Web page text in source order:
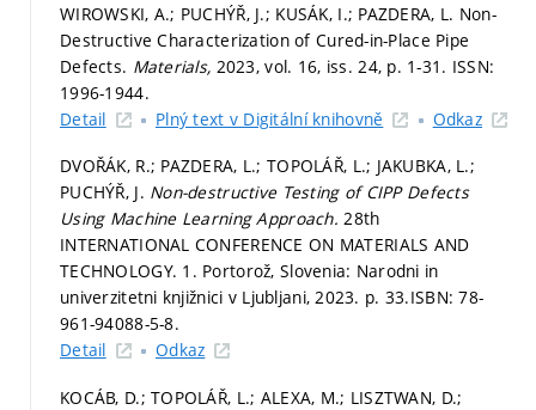
WIROWSKI, A.; PUCHÝŘ, J.; KUSÁK, I.; PAZDERA, L. Non-
Destructive Characterization of Cured-in-Place Pipe
Defects. Materials, 2023, vol. 16, iss. 24, p. 1-31. ISSN:
1996-1944.
Detail
Plný text v Digitální knihovně Odkaz
DVOŘÁK, R.; PAZDERA, L.; TOPOLÁŘ, L.; JAKUBKA, L.;
PUCHÝŘ, J. Non-destructive Testing of CIPP Defects
Using Machine Learning Approach.28th
INTERNATIONAL CONFERENCE ON MATERIALS AND
TECHNOLOGY. 1. Portorož, Slovenia: Narodni in
univerzitetni knjižnici v Ljubljani, 2023. p. 33.ISBN: 78-
961-94088-5-8.
Detail
Odkaz
KOCÁB, D.; TOPOLÁŘ, L.; ALEXA, M.; LISZTWAN, D.;